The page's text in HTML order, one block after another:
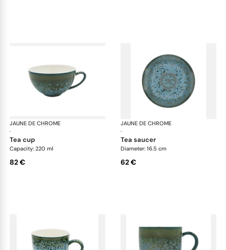
JAUNE DE CHROME
·
Nymphéa
tea cup
Capacity: 220 ml
82 €
JAUNE DE CHROME
·
tea saucer
Diameter: 16.5 cm
62 €